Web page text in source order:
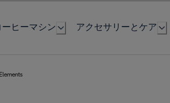
ーヒーマシン アクセサリーとケア